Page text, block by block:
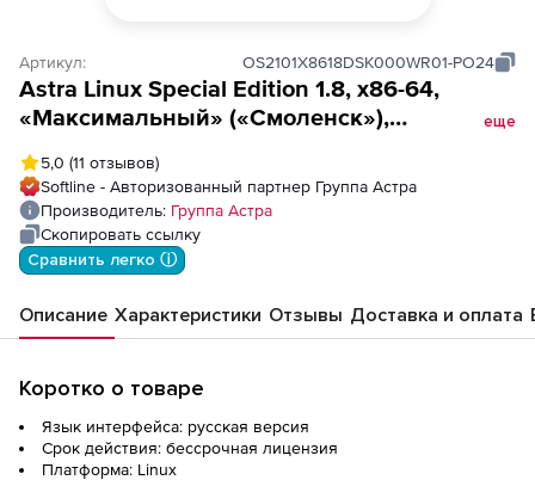
Артикул: OS2101X8618DSK000WR01-PO24
Astra Linux Special Edition 1.8, х86-64,
«Максимальный» («Смоленск»),
диск, для рабочей станции, на срок
действия исключительного права, с
включенными обновлениями Тип 2 на 24
мес.
еще
5,0 (11 отзывов)
Softline - Авторизованный партнер Группа Астра
Производитель: Группа Астра
Скопировать ссылку
Сравнить легко ⓘ
Описание Характеристики Отзывы Доставка и оплата
Коротко о товаре
Язык интерфейса: русская версия
Срок действия: бессрочная лицензия
Платформа: Linux